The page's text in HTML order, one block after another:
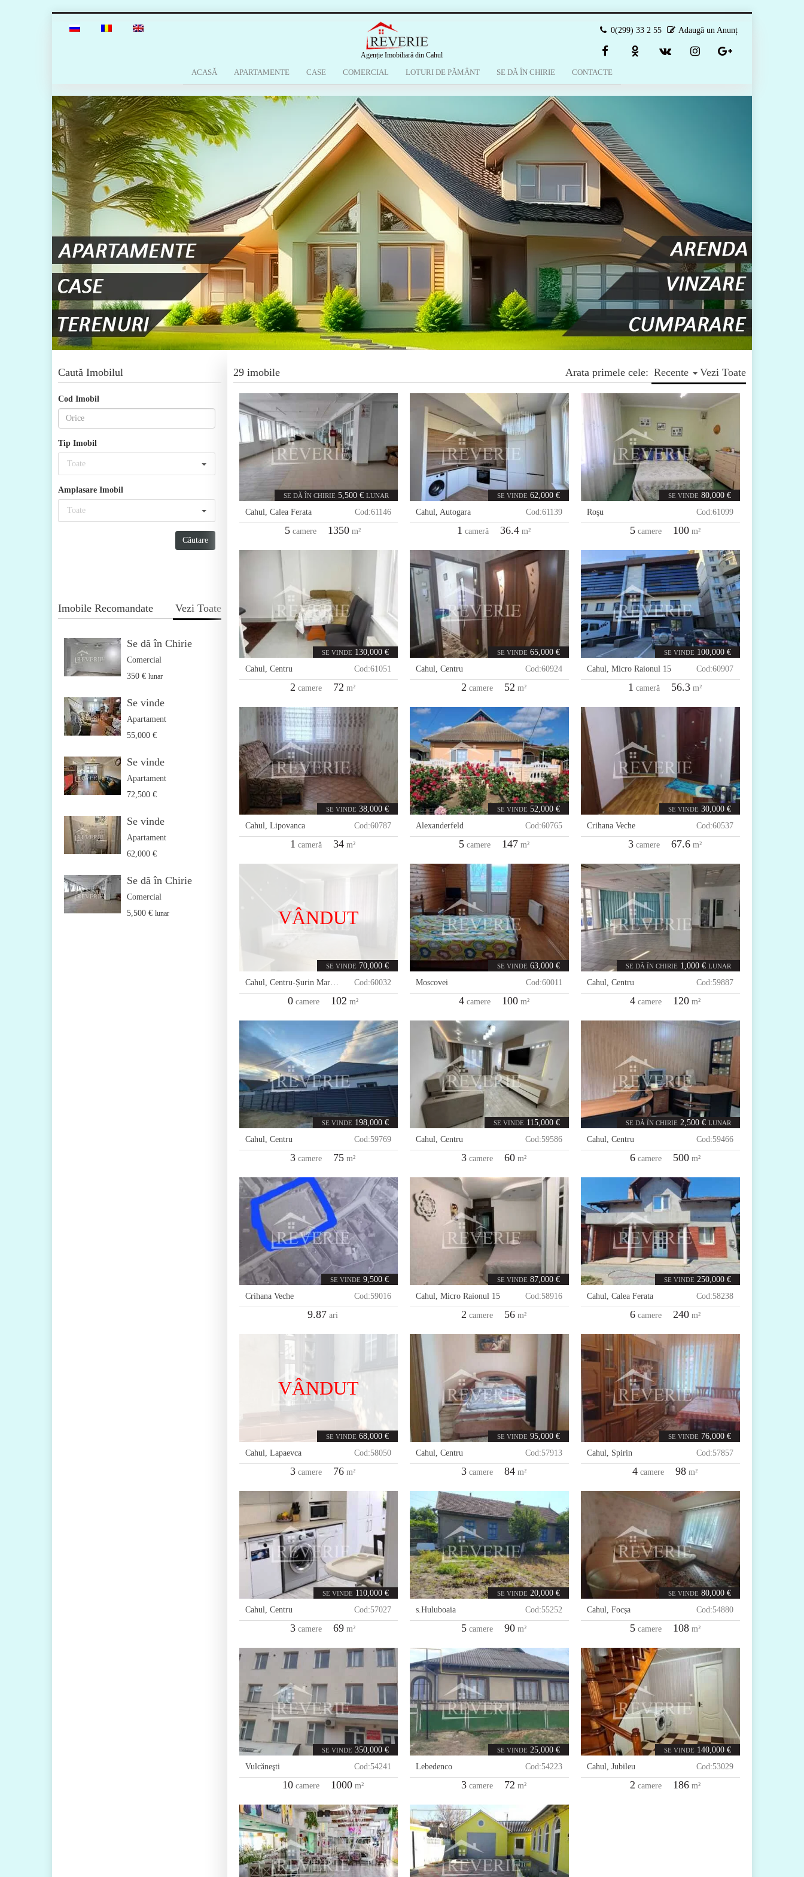
Agenție Imobiliară din Cahul
0(299) 33 2 55 Adaugă un Anunț
ACASĂ APARTAMENTE CASE COMERCIAL LOTURI DE PĂMÂNT SE DĂ ÎN CHIRIE CONTACTE
Caută Imobilul
Cod Imobil
Tip Imobil
Toate
Amplasare Imobil
Toate
Imobile Recomandate Vezi Toate
Se dă în Chirie
Comercial
350 € lunar
Se vinde
Apartament
55,000 €
Se vinde
Apartament
72,500 €
Se vinde
Apartament
62,000 €
Se dă în Chirie
Comercial
5,500 € lunar
Vezi Toate
29 imobile Arata primele cele: Recente
SE DĂ ÎN CHIRIE 5,500 € LUNAR
Cahul, Calea Ferata Cod:61146
5 camere 1350 m²
SE VINDE 62,000 €
Cahul,Autogara Cod:61139
1 cameră 36.4 m²
SE VINDE 80,000 €
Roşu
Cod:61099
5camere 100m²
SE VINDE 130,000 €
Cahul, Centru Cod:61051
2 camere 72 m²
SE VINDE 65,000 €
Cahul,Centru Cod:60924
2 camere 52 m²
SE VINDE 100,000 €
Cahul,Micro Raionul 15 Cod:60907
1 cameră 56.3 m²
SE VINDE 38,000 €
Cahul, Lipovanca Cod:60787
1 cameră 34 m²
SE VINDE 52,000 €
Alexanderfeld
Cod:60765
5camere 147 m²
SE VINDE 30,000 €
Crihana Veche
Cod:60537
3 camere 67.6 m²
VÂNDUT
SE VINDE 70,000 €
Cahul, Centru-Șurin Market Cod:60032
0camere 102 m²
SE VINDE 63,000 €
Moscovei
Cod:60011
4camere 100m²
SE DĂ ÎN CHIRIE 1,000 € LUNAR
Cahul,Centru Cod:59887
4camere 120m²
SE VINDE 198,000 €
Cahul, Centru Cod:59769
3 camere 75 m²
SE VINDE 115,000 €
Cahul,Centru Cod:59586
3 camere 60 m²
SE DĂ ÎN CHIRIE 2,500 € LUNAR
Cahul,Centru Cod:59466
6camere 500m²
SE VINDE 9,500 €
Crihana Veche
Cod:59016
9.87 ari
SE VINDE 87,000 €
Cahul,Micro Raionul 15 Cod:58916
2 camere 56 m²
SE VINDE 250,000 €
Cahul,Calea Ferata Cod:58238
6camere 240m²
VÂNDUT
SE VINDE 68,000 €
Cahul, Lapaevca Cod:58050
3 camere 76 m²
SE VINDE 95,000 €
Cahul,Centru Cod:57913
3 camere 84 m²
SE VINDE 76,000 €
Cahul, Spirin Cod:57857
4 camere 98 m²
SE VINDE 110,000 €
Cahul, Centru Cod:57027
3 camere 69 m²
SE VINDE 20,000 €
s.Huluboaia
Cod:55252
5 camere 90 m²
SE VINDE 80,000 €
Cahul,Focșa Cod:54880
5camere 108m²
SE VINDE 350,000 €
Vulcăneşti
Cod:54241
10camere 1000m²
SE VINDE 25,000 €
Lebedenco
Cod:54223
3 camere 72 m²
SE VINDE 140,000 €
Cahul,Jubileu Cod:53029
2 camere 186m²